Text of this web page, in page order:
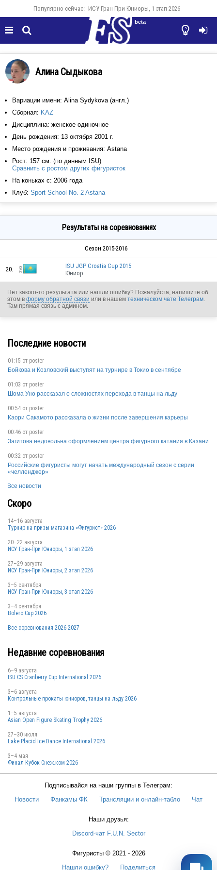
Популярно сейчас: ИСУ Гран-При Юниоры, 1 этап 2026
  

beta
Алина Сыдыкова
Вариации имени: Alina Sydykova (англ.)
Сборная: KAZ
Дисциплина: женское одиночное
День рождения: 13 октября 2001 г.
Место рождения и проживания: Astana
Рост: 157 см. (по данным ISU)
Сравнить с ростом других фигуристок
На коньках с: 2006 года
Клуб: Sport School No. 2 Astana
Результаты на соревнованиях
Сезон 2015-2016
20.
ISU JGP Croatia Cup 2015
Юниор
Нет какого-то результата или нашли ошибку? Пожалуйста, напишите об
этом в форму обратной связи или в нашем техническом чате Телеграм.
Там прямая связь с админом.
Последние новости
01:15 от poster
Бойкова и Козловский выступят на турнире в Токио в сентябре
01:03 от poster
Шома Уно рассказал о сложностях перехода в танцы на льду
00:54 от poster
Каори Сакамото рассказала о жизни после завершения карьеры
00:46 от poster
Загитова недовольна оформлением центра фигурного катания в Казани
00:32 от poster
Российские фигуристы могут начать международный сезон с серии
«челленджер»
Все новости
Скоро
14–16 августа
Турнир на призы магазина «Фигурист» 2026
20–22 августа
ИСУ Гран-При Юниоры, 1 этап 2026
27–29 августа
ИСУ Гран-При Юниоры, 2 этап 2026
3–5 сентября
ИСУ Гран-При Юниоры, 3 этап 2026
3–4 сентября
Bolero Cup 2026
Все соревнования 2026-2027
Недавние соревнования
6–9 августа
ISU CS Cranberry Cup International 2026
3–6 августа
Контрольные прокаты юниоров, танцы на льду 2026
1–5 августа
Asian Open Figure Skating Trophy 2026
27–30 июля
Lake Placid Ice Dance International 2026
3–4 мая
Финал Кубок Снеж.ком 2026
Подписывайся на наши группы в Телеграм:
Новости
Фанкамы ФК Трансляции и онлайн-табло Чат
Наши друзья:
Discord-чат F.U.N. Sector
Фигуристы © 2021 - 2026
Нашли ошибку?
Поделиться